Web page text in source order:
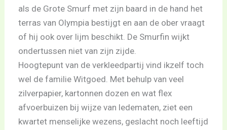
als de Grote Smurf met zijn baard in de hand het
terras van Olympia bestijgt en aan de ober vraagt
of hij ook over lijm beschikt. De Smurfin wijkt
ondertussen niet van zijn zijde.
Hoogtepunt van de verkleedpartij vind ikzelf toch
wel de familie Witgoed. Met behulp van veel
zilverpapier, kartonnen dozen en wat flex
afvoerbuizen bij wijze van ledematen, ziet een
kwartet menselijke wezens, geslacht noch leeftijd